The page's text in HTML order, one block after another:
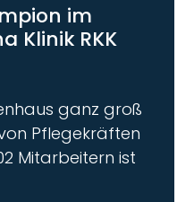
im
Klinik RKK
ganz groß
Pflegekräften
Mitarbeitern ist